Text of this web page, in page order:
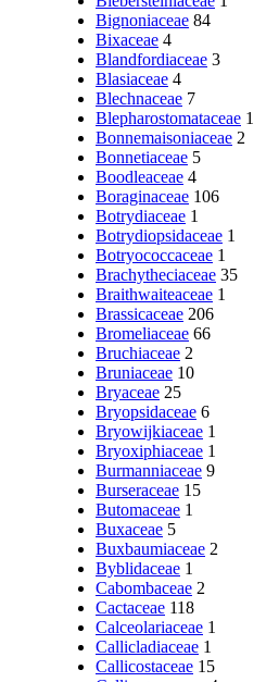
Bignoniaceae 84
Bixaceae 4
Blandfordiaceae 3
Blasiaceae 4
Blechnaceae 7
Blepharostomataceae 1
Bonnemaisoniaceae 2
Bonnetiaceae 5
Boodleaceae 4
Boraginaceae 106
Botrydiaceae 1
Botrydiopsidaceae 1
Botryococcaceae 1
Brachytheciaceae 35
Braithwaiteaceae 1
Brassicaceae 206
Bromeliaceae 66
Bruchiaceae 2
Bruniaceae 10
Bryaceae 25
Bryopsidaceae 6
Bryowijkiaceae 1
Bryoxiphiaceae 1
Burmanniaceae 9
Burseraceae 15
Butomaceae 1
Buxaceae 5
Buxbaumiaceae 2
Byblidaceae 1
Cabombaceae 2
Cactaceae 118
Calceolariaceae 1
Callicladiaceae 1
Callicostaceae 15